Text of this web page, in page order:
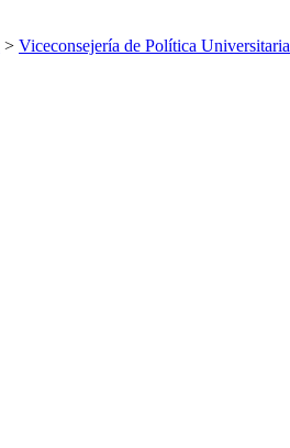
> Viceconsejería de Política Universitaria